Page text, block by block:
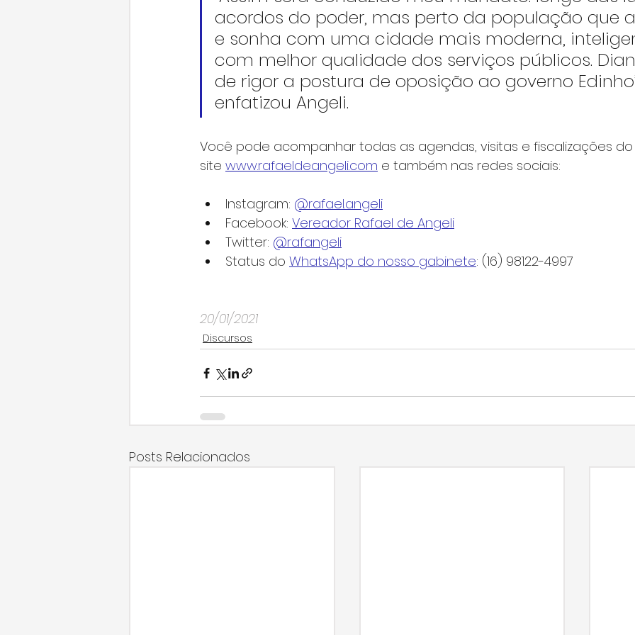
acordos do poder, mas perto da população que
e sonha com uma cidade mais moderna,
com melhor qualidade dos serviços públicos.
de rigor a postura de oposição ao governo
enfatizou Angeli.
Você pode acompanhar todas as agendas, visitas e fiscalizações
site www.rafaeldeangeli.com e também nas redes sociais:
Instagram: @rafael.angeli
Facebook: Vereador Rafael de Angeli
Twitter: @rafangeli
Status do WhatsApp do nosso gabinete: (16) 98122-4997
20/01/2021
Discursos
Posts Relacionados